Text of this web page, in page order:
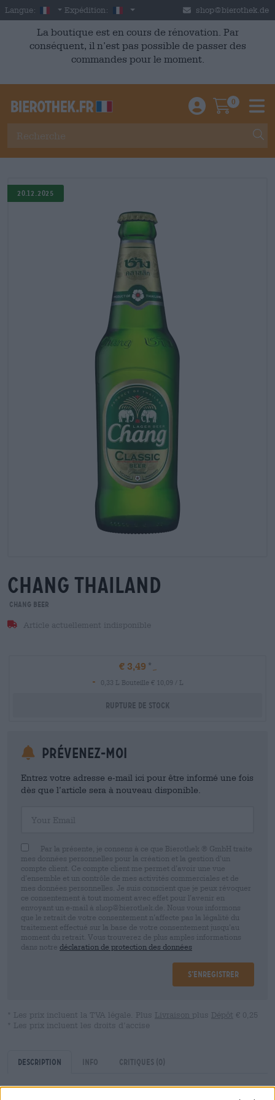
Skip to main content
Langue: French
Expédition: France shop@bierothek.de
La boutique est en cours de rénovation. Par
conséquent, il n’est pas possible de passer des
commandes pour le moment.
Einloggen /
0
20.12.2025
chang thailand
Chang Beer
Article actuellement indisponible
€ 3,49
-
0,33 L Bouteille € 10,09 / L
Rupture de stock
Prévenez-moi
Entrez votre adresse e-mail ici pour être informé une fois
dès que l’article sera à nouveau disponible.
Par la présente, je consens à ce que Bierothek ® GmbH traite
mes données personnelles pour la création et la gestion d’un
compte client. Ce compte client me permet d’avoir une vue
d’ensemble et un contrôle de mes activités commerciales et de
mes données personnelles. Je suis conscient que je peux révoquer
ce consentement à tout moment avec effet pour l’avenir en
envoyant un e-mail à shop@bierothek.de. Nous vous informons
que le retrait de votre consentement n’affecte pas la légalité du
traitement effectué sur la base de votre consentement jusqu’au
moment du retrait. Vous trouverez de plus amples informations
dans notre déclaration de protection des données
S’enregistrer
* Les prix incluent la TVA légale. Plus Livraison plus Dépôt € 0,25
* Les prix incluent les droits d’accise
Description Info Critiques (0)